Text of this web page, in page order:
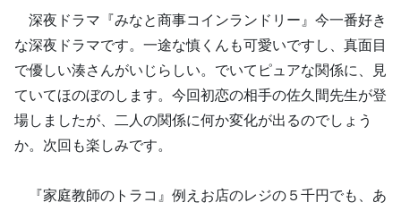
深夜ドラマ『みなと商事コインランドリー』今一番好き
な深夜ドラマです。一途な慎くんも可愛いですし、真面目
で優しい湊さんがいじらしい。でいてピュアな関係に、見
ていてほのぼのします。今回初恋の相手の佐久間先生が登
場しましたが、二人の関係に何か変化が出るのでしょう
か。次回も楽しみです。
『家庭教師のトラコ』例えお店のレジの５千円でも、あ